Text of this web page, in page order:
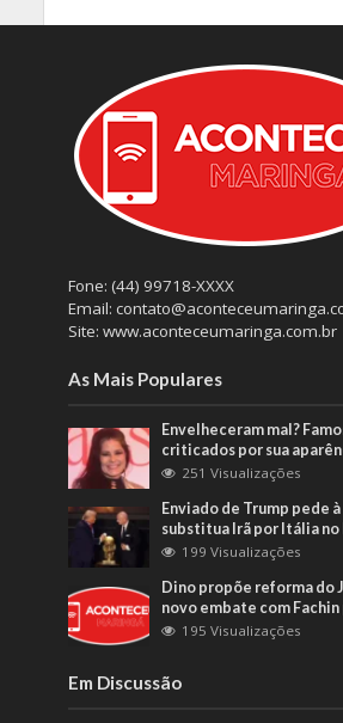
Fone: (44) 99718-XXXX
Email:
Site: www.aconteceumaringa.com.br
As Mais Populares
Envelheceram mal?
criticados por sua
251 Visualizações
Enviado de Trump pede à
substitua Irã por Itália no
199 Visualizações
Dino propõe reforma do
novo embate com
195 Visualizações
Em Discussão